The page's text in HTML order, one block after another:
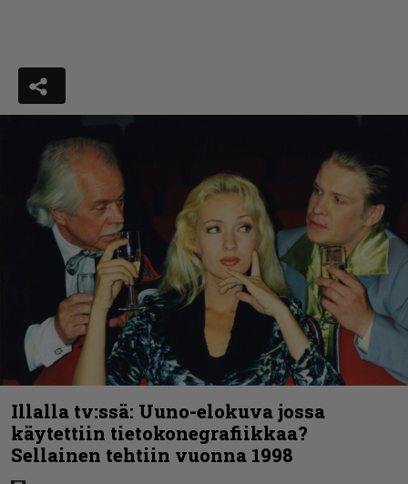
Illalla tv:ssä: Uuno-elokuva jossa
käytettiin tietokonegrafiikkaa?
Sellainen tehtiin vuonna 1998